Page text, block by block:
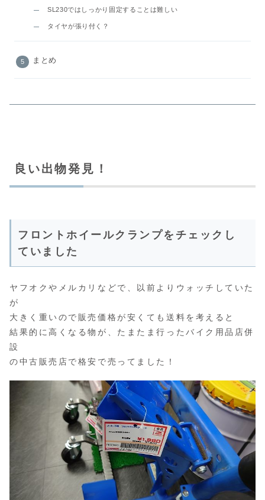
SL230ではしっかり固定することは難しい
タイヤが張り付く？
まとめ
良い出物発見！
フロントホイールクランプをチェックし
ていました
ヤフオクやメルカリなどで、以前よりウォッチしていた
が
大きく重いので販売価格が安くても送料を考えると
結果的に高くなる物が、たまたま行ったバイク用品店併
設
の中古販売店で格安で売ってました！